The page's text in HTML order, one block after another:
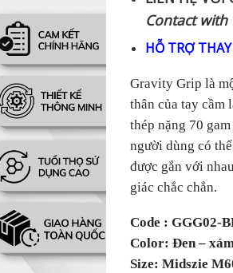
Contact
HỖ TRỢ
Gravity Grip là
thân của tay cầm
thép nặng 70
người dùng có
được gắn với
giác chắc chắn.
Code : GGG02-
Color: Đen –
Size: Midszie